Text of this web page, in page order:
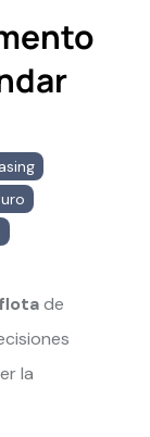
de
la